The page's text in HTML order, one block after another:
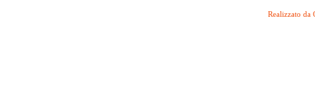
Realizzato